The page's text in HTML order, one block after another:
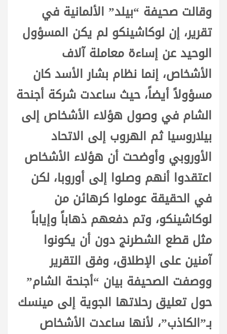
وقالت صحيفة “بيلد” الألمانية في
تقرير، إن لوكاشينكو لم يكن المسؤول
الوحيد عن إساءة معاملة آلاف
الأشخاص، إنما نظام بشار الأسد كان
مسؤولاً أيضاً، حيث ساعدت شركة أجنحة
الشام في وصول هؤلاء الأشخاص إلى
بيلاروسيا ثم الهروب إلى الاتحاد
الأوروبي وأوضحت أن هؤلاء الأشخاص
اعتقدوا أنهم وصلوا إلى أوروبا، لكن
في الحقيقة عوملوا كرهائن من
لوكاشينكو، وتم دفعهم ذهاباً وإياباً
مثل قطع الشطرنج دون أن يكونوا
آمنين على الإطلاق، وفق التقرير
ووصفت الصحيفة بيان “أجنحة الشام”
حول تعليق رحلاتها الجوية إلى مينسك
بـ”الكاذب”، لأنها ساعدت الأشخاص